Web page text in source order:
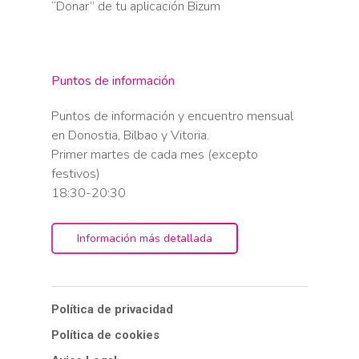
Ley 14/1986, de 25 de abril, General de Sanidad
orientación sexual e identidad de género
“Donar” de tu aplicación Bizum
Puntos de información
Puntos de información y encuentro mensual
en Donostia, Bilbao y Vitoria.
Primer martes de cada mes (excepto
festivos)
18:30-20:30
Información más detallada
Política de privacidad
Política de cookies